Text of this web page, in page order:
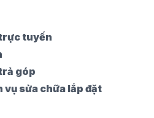
tuyến
góp
vụ sửa chữa lắp đặt